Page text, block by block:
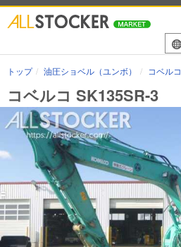
トップ 油圧ショベル（ユンボ） コベルコ
コベルコ SK135SR-3